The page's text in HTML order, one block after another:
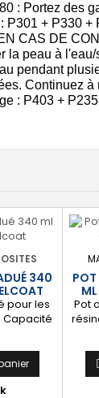
: Portez des
P301 + P330 +
CAS DE
la peau à
pendant
Continuez à
: P403 +
340
pour les
Capacité
la
de
Pot
550